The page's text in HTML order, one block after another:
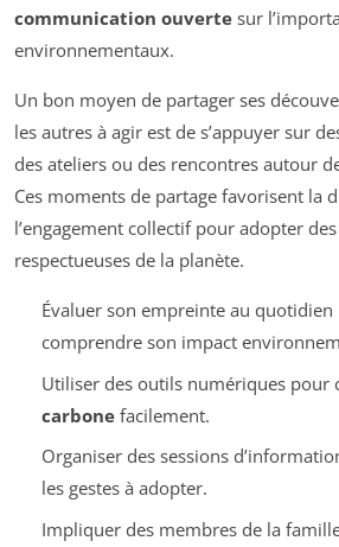
communication ouverte sur
environnementaux.
Un bon moyen de partager ses
les autres à agir est de s’appuyer sur
des ateliers ou des rencontres autour
Ces moments de partage favorisent la
l’engagement collectif pour adopter
respectueuses de la planète.
Évaluer son empreinte au
comprendre son impact
Utiliser des outils numériques pour
carbonefacilement.
Organiser des sessions
les gestes à adopter.
Impliquer des membres de la